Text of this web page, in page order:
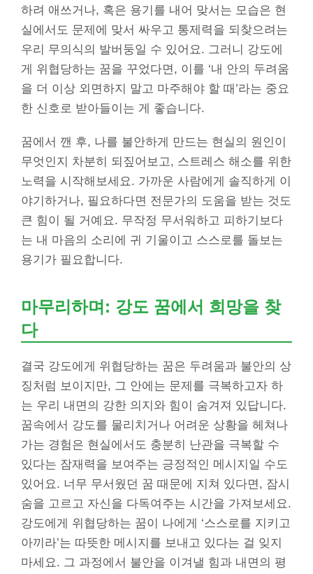
하려 애쓰거나, 혹은 용기를 내어 맞서는 모습은 현
실에서도 문제에 맞서 싸우고 통제력을 되찾으려는
우리 무의식의 발버둥일 수 있어요. 그러니 강도에
게 위협당하는 꿈을 꾸었다면, 이를 ‘내 안의 두려움
을 더 이상 외면하지 말고 마주해야 할 때’라는 중요
한 신호로 받아들이는 게 좋습니다.
꿈에서 깬 후, 나를 불안하게 만드는 현실의 원인이
무엇인지 차분히 되짚어보고, 스트레스 해소를 위한
노력을 시작해보세요. 가까운 사람에게 솔직하게 이
야기하거나, 필요하다면 전문가의 도움을 받는 것도
큰 힘이 될 거예요. 무작정 무서워하고 피하기보다
는 내 마음의 소리에 귀 기울이고 스스로를 돌보는
용기가 필요합니다.
마무리하며: 강도 꿈에서 희망을 찾
다
결국 강도에게 위협당하는 꿈은 두려움과 불안의 상
징처럼 보이지만, 그 안에는 문제를 극복하고자 하
는 우리 내면의 강한 의지와 힘이 숨겨져 있답니다.
꿈속에서 강도를 물리치거나 어려운 상황을 헤쳐나
가는 경험은 현실에서도 충분히 난관을 극복할 수
있다는 잠재력을 보여주는 긍정적인 메시지일 수도
있어요. 너무 무서웠던 꿈 때문에 지쳐 있다면, 잠시
숨을 고르고 자신을 다독여주는 시간을 가져보세요.
강도에게 위협당하는 꿈이 나에게 ‘스스로를 지키고
아끼라’는 따뜻한 메시지를 보내고 있다는 걸 잊지
마세요. 그 과정에서 불안을 이겨낼 힘과 내면의 평